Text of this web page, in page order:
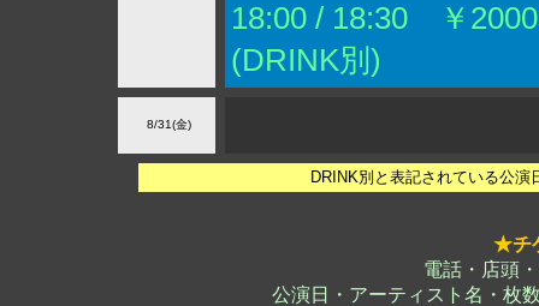
18:00 / 18:30 ￥
(DRINK別)
8/31(金)
DRINK別と表記されている公
★チ
電話・店頭
公演日・アーティスト名・枚